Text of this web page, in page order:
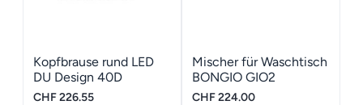
Kopfbrause rund LED
DU Design 40D
CHF226.55
Mischer für Waschtisch
BONGIO GIO2
CHF224.00